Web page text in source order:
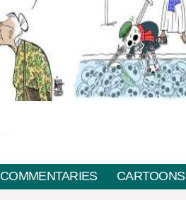
COMMENTARIES CARTOONS